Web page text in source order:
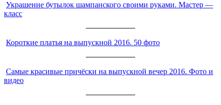
Украшение бутылок шампанского своими руками. Мастер —
класс
Короткие платья на выпускной 2016. 50 фото
Самые красивые причёски на выпускной вечер 2016. Фото и
видео